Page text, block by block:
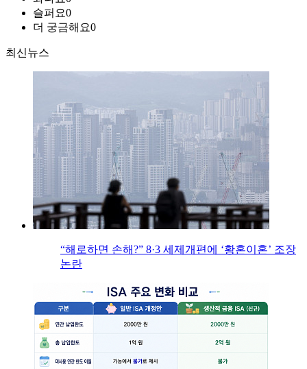
슬퍼요0
더 궁금해요0
최신뉴스
“해로하면 손해?” 8·3 세제개편에 ‘황혼이혼’ 조장
논란